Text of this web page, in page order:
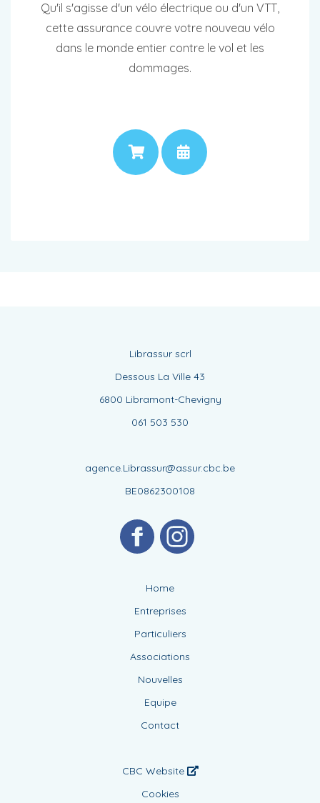
Qu'il s'agisse d'un vélo électrique ou d'un VTT,
cette assurance couvre votre nouveau vélo
dans le monde entier contre le vol et les
dommages.
PRIX
Librassur scrl
Dessous La Ville 43
6800 Libramont-Chevigny
061 503 530
agence.Librassur@assur.cbc.be
BE0862300108
Home
Entreprises
Particuliers
Associations
Nouvelles
Equipe
Contact
CBC Website
Cookies